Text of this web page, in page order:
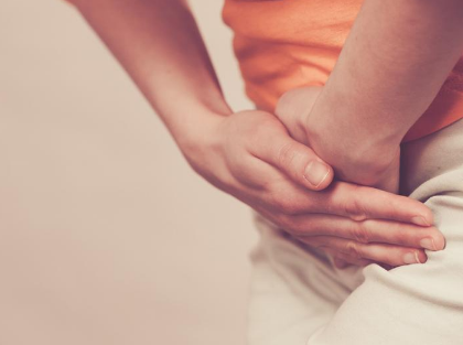
Cytomégalovirus : ce qui
change dans la prise en
charge des femmes
Pourquoi votre
gâche-t-il les
jours de vos
Fortes chaleurs :
pourquoi le
noyade grimpe-t-
Le Viagra pourrait-
freiner la
cancer ?